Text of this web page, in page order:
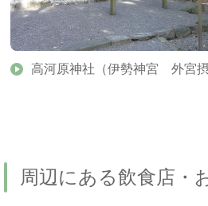
高河原神社（伊勢神宮 外宮摂
周辺にある飲食店・